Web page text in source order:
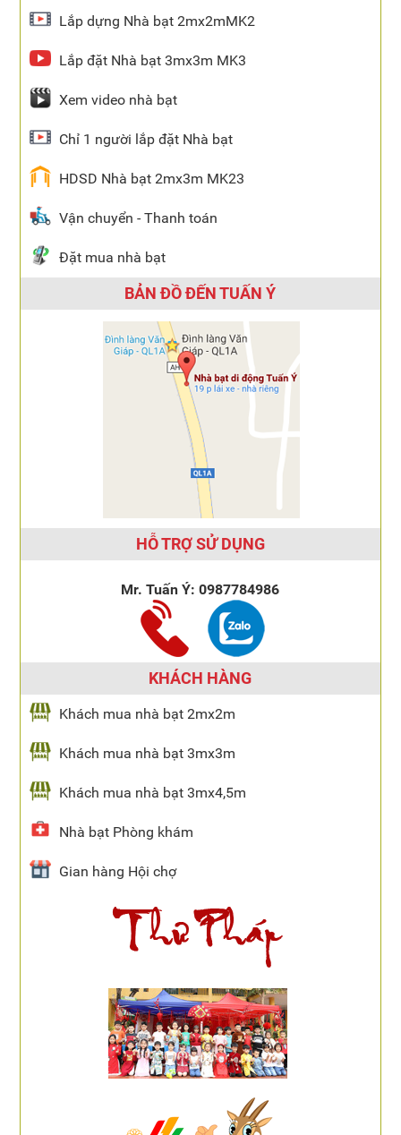
Lắp dựng Nhà bạt 2mx2mMK2
Lắp đặt Nhà bạt 3mx3m MK3
Xem video nhà bạt
Chỉ 1 người lắp đặt Nhà bạt
HDSD Nhà bạt 2mx3m MK23
Vận chuyển - Thanh toán
Đặt mua nhà bạt
BẢN ĐỒ ĐẾN TUẤN Ý
HỖ TRỢ SỬ DỤNG
Mr. Tuấn Ý:0987784986
KHÁCH HÀNG
Khách mua nhà bạt 2mx2m
Khách mua nhà bạt 3mx3m
Khách mua nhà bạt 3mx4,5m
Nhà bạt Phòng khám
Gian hàng Hội chợ